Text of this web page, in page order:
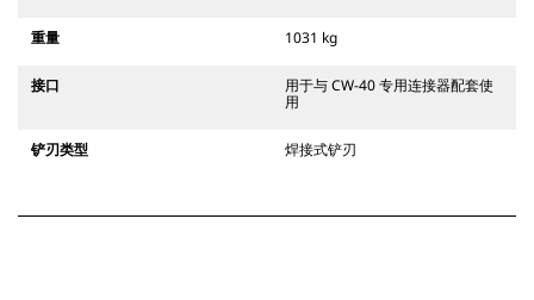
重量 1031 kg
接口
用于与 CW-40 专用连接器配套使
用
铲刃类型 焊接式铲刃